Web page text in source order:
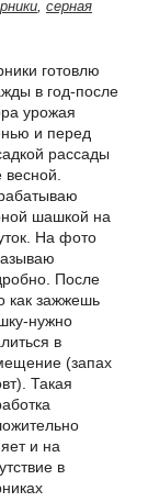
, серная
готовлю
в год-после
урожая
и перед
рассады
весной.
шашкой на
На фото
После
как зажжешь
нужно
в
(запах
Такая
и на
в